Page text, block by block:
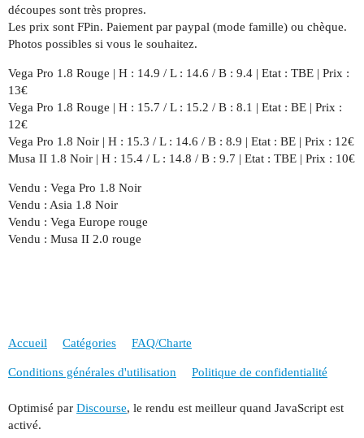
découpes sont très propres.
Les prix sont FPin. Paiement par paypal (mode famille) ou chèque.
Photos possibles si vous le souhaitez.
Vega Pro 1.8 Rouge | H : 14.9 / L : 14.6 / B : 9.4 | Etat : TBE | Prix :
13€
Vega Pro 1.8 Rouge | H : 15.7 / L : 15.2 / B : 8.1 | Etat : BE | Prix :
12€
Vega Pro 1.8 Noir | H : 15.3 / L : 14.6 / B : 8.9 | Etat : BE | Prix : 12€
Musa II 1.8 Noir | H : 15.4 / L : 14.8 / B : 9.7 | Etat : TBE | Prix : 10€
Vendu : Vega Pro 1.8 Noir
Vendu : Asia 1.8 Noir
Vendu : Vega Europe rouge
Vendu : Musa II 2.0 rouge
Accueil Catégories FAQ/Charte
Conditions générales d'utilisation Politique de confidentialité
Optimisé par Discourse, le rendu est meilleur quand JavaScript est
activé.